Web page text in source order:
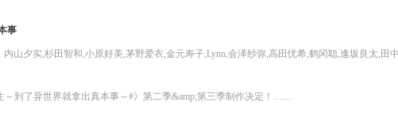
事
内山夕实,杉田智和,小原好美,茅野爱衣,金元寿子,Lynn,会泽纱弥,高田忧希,鹤冈聪,逢坂良太,田中理惠,诸星堇,上田丽奈,兴津和幸,若山诗音,小山
～到了异世界就拿出真本事～#》第二季&amp;第三季制作决定！……